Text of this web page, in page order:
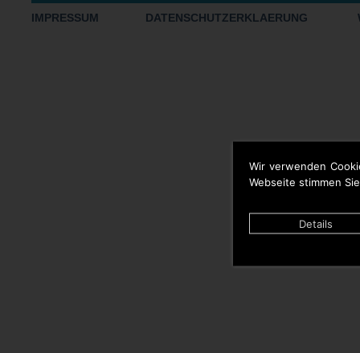
Wir verwenden
Webseite stimmen
Details
IMPRESSUM DATENSCHUTZERKLAERUNG